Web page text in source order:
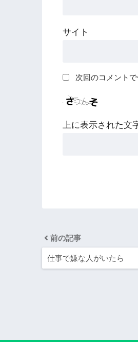
サイト
次回のコメント
上に表示された文
前の記事
仕事で嫌な人がいたら